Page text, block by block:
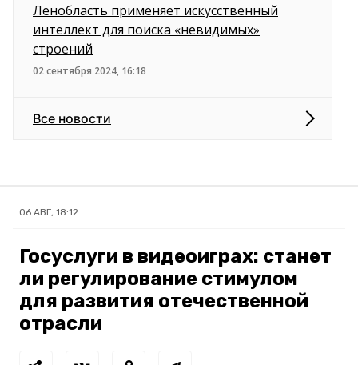
Ленобласть применяет искусственный
интеллект для поиска «невидимых»
строений
02 сентября 2024, 16:18
Все новости
06 АВГ, 18:12
Госуслуги в видеоиграх: станет
ли регулирование стимулом
для развития отечественной
отрасли